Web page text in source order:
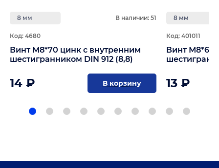
8 мм В наличии: 51
Код: 4680
Винт М8*70 цинк с внутренним
шестигранником DIN 912 (8,8)
14 ₽ В корзину
8 мм
Код: 401011
Винт М8*65
13 ₽